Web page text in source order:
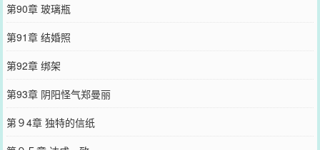
第90章 玻璃瓶
第91章 结婚照
第92章 绑架
第93章 阴阳怪气郑曼丽
第９4章 独特的信纸